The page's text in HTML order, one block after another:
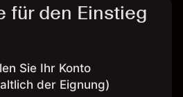
für den Einstieg
Sie Ihr Konto
der Eignung)